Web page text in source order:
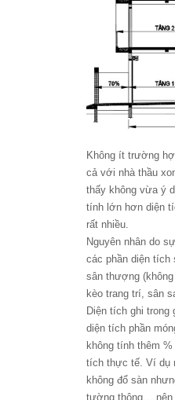
Không ít trường
cả với nhà thầu
thấy không vừa ý
tính lớn hơn diện
rất nhiều.
Nguyên nhân do
các phần diện tích
sân thượng
kèo trang trí, sân
Diện tích ghi trong
diện tích phần
không tính thêm
tích thực tế. Ví dụ
không đổ sàn
tường thông… nên